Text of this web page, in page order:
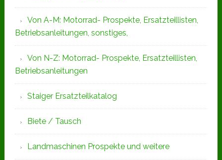
Von A-M: Motorrad- Prospekte, Ersatzteillisten,
Betriebsanleitungen, sonstiges,
Von N-Z: Motorrad- Prospekte, Ersatzteillisten,
Betriebsanleitungen
Staiger Ersatzteilkatalog
Biete / Tausch
Landmaschinen Prospekte und weitere